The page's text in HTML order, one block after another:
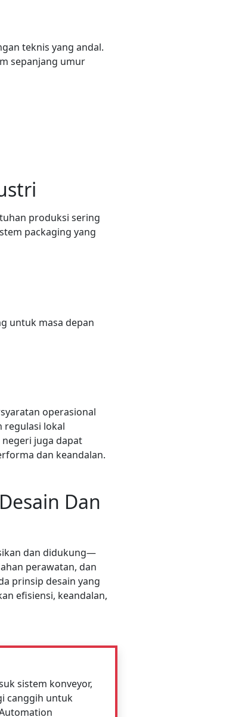
teknis yang andal.
sepanjang umur
produksi sering
packaging yang
untuk masa depan
operasional
regulasi lokal
juga dapat
dan keandalan.
Dan
dan didukung—
perawatan, dan
prinsip desain yang
efisiensi, keandalan,
sistem konveyor,
canggih untuk